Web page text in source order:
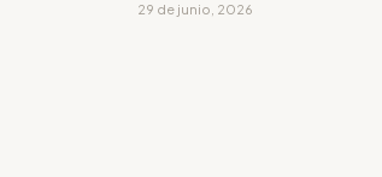
29 de junio, 2026